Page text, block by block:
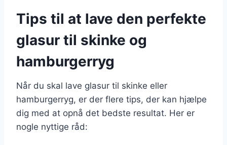
Tips til at lave den perfekte
glasur til skinke og
hamburgerryg
Når du skal lave glasur til skinke eller
hamburgerryg, er der flere tips, der kan hjælpe
dig med at opnå det bedste resultat. Her er
nogle nyttige råd: